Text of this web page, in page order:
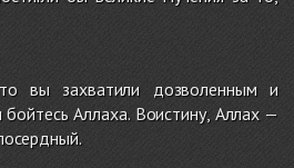
вы захватили дозволенным и
Аллаха. Воистину, Аллах —